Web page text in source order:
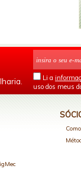
Li a
uso dos meus